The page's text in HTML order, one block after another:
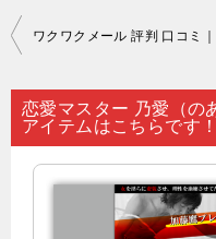
投
ナ
ビ
恋愛マスター 乃愛（の
アイテムはこちらです！